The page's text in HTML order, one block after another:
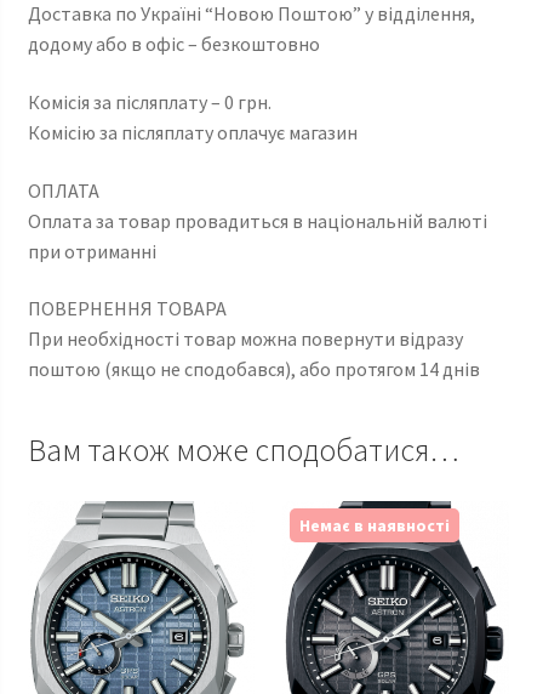
Доставка по Україні “Новою Поштою” у відділення,
додому або в офіс – безкоштовно
Комісія за післяплату – 0 грн.
Комісію за післяплату оплачує магазин
ОПЛАТА
Оплата за товар провадиться в національній валюті
при отриманні
ПОВЕРНЕННЯ ТОВАРА
При необхідності товар можна повернути відразу
поштою (якщо не сподобався), або протягом 14 днів
Вам також може сподобатися…
Немає в наявності